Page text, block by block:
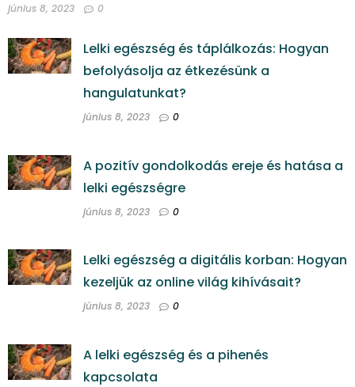
június 8, 2023 0
Lelki egészség és táplálkozás: Hogyan
befolyásolja az étkezésünk a
hangulatunkat?
június 8, 2023 0
A pozitív gondolkodás ereje és hatása a
lelki egészségre
június 8, 2023 0
Lelki egészség a digitális korban: Hogyan
kezeljük az online világ kihívásait?
június 8, 2023 0
A lelki egészség és a pihenés
kapcsolata